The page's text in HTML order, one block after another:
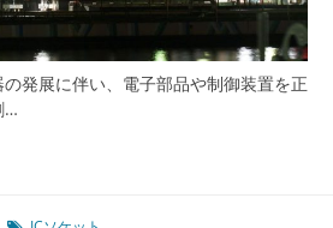
発展に伴い、電子部品や制御装置を正
…